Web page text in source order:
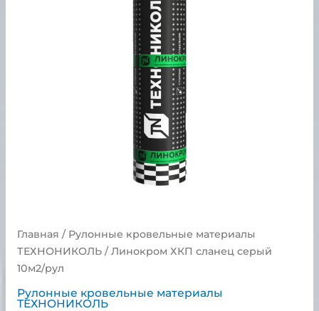
Главная / Рулонные кровельные материалы
ТЕХНОНИКОЛЬ/ Линокром ХКП сланец серый
10м2/рул
Рулонные кровельные материалы
ТЕХНОНИКОЛЬ